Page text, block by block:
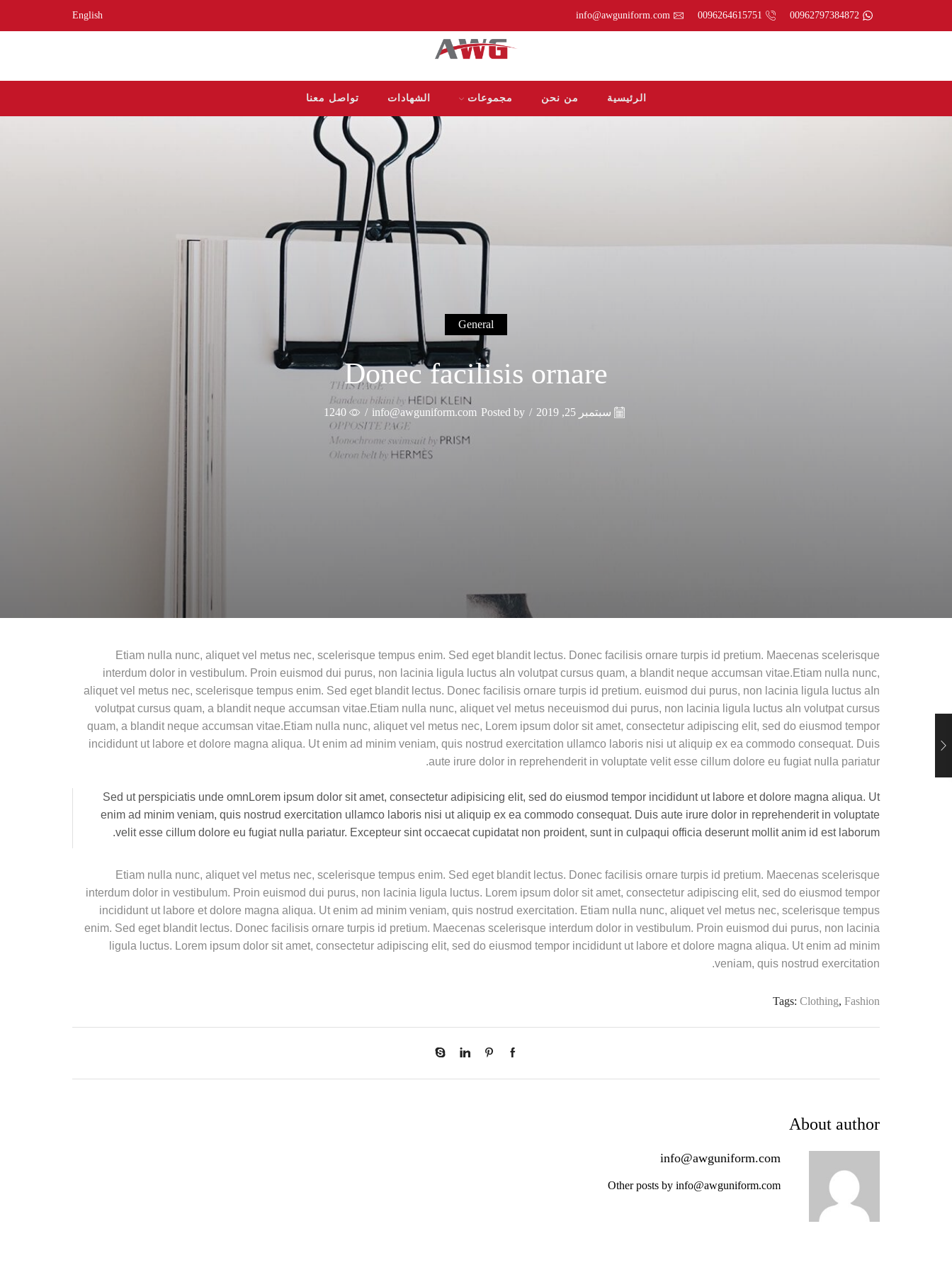
00962797384872
0096264615751
info@awguniform.com
English
الرئيسية من نحن مجموعات الشهادات تواصل معنا
General
Donec facilisis ornare
سبتمبر 25, 2019 /
Posted by
info@awguniform.com
/
1240
Etiam nulla nunc, aliquet vel metus nec, scelerisque tempus enim. Sed eget blandit lectus. Donec facilisis ornare turpis id pretium. Maecenas scelerisque
interdum dolor in vestibulum. Proin euismod dui purus, non lacinia ligula luctus aIn volutpat cursus quam, a blandit neque accumsan vitae.Etiam nulla nunc,
aliquet vel metus nec, scelerisque tempus enim. Sed eget blandit lectus. Donec facilisis ornare turpis id pretium. euismod dui purus, non lacinia ligula luctus aIn
volutpat cursus quam, a blandit neque accumsan vitae.Etiam nulla nunc, aliquet vel metus neceuismod dui purus, non lacinia ligula luctus aIn volutpat cursus
quam, a blandit neque accumsan vitae.Etiam nulla nunc, aliquet vel metus nec, Lorem ipsum dolor sit amet, consectetur adipiscing elit, sed do eiusmod tempor
incididunt ut labore et dolore magna aliqua. Ut enim ad minim veniam, quis nostrud exercitation ullamco laboris nisi ut aliquip ex ea commodo consequat. Duis
aute irure dolor in reprehenderit in voluptate velit esse cillum dolore eu fugiat nulla pariatur.
Sed ut perspiciatis unde omnLorem ipsum dolor sit amet, consectetur adipisicing elit, sed do eiusmod tempor incididunt ut labore et dolore magna aliqua. Ut
enim ad minim veniam, quis nostrud exercitation ullamco laboris nisi ut aliquip ex ea commodo consequat. Duis aute irure dolor in reprehenderit in voluptate
velit esse cillum dolore eu fugiat nulla pariatur. Excepteur sint occaecat cupidatat non proident, sunt in culpaqui officia deserunt mollit anim id est laborum.
Etiam nulla nunc, aliquet vel metus nec, scelerisque tempus enim. Sed eget blandit lectus. Donec facilisis ornare turpis id pretium. Maecenas scelerisque
interdum dolor in vestibulum. Proin euismod dui purus, non lacinia ligula luctus. Lorem ipsum dolor sit amet, consectetur adipiscing elit, sed do eiusmod tempor
incididunt ut labore et dolore magna aliqua. Ut enim ad minim veniam, quis nostrud exercitation. Etiam nulla nunc, aliquet vel metus nec, scelerisque tempus
enim. Sed eget blandit lectus. Donec facilisis ornare turpis id pretium. Maecenas scelerisque interdum dolor in vestibulum. Proin euismod dui purus, non lacinia
ligula luctus. Lorem ipsum dolor sit amet, consectetur adipiscing elit, sed do eiusmod tempor incididunt ut labore et dolore magna aliqua. Ut enim ad minim
veniam, quis nostrud exercitation.
Tags: Clothing, Fashion
About author
info@awguniform.com
Other posts by info@awguniform.com